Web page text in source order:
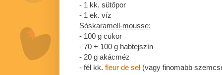
- 1 kk. sütőpor
- 1 ek. víz
Sóskaramell-mousse:
- 100 g cukor
- 70 + 100 g habtejszín
- 20 g akácméz
- fél kk. fleur de sel (vagy finomabb